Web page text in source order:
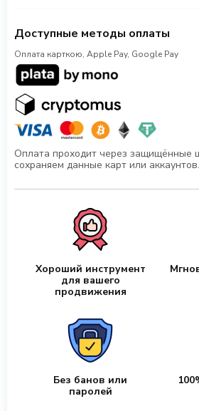
Доступные методы оплаты
Оплата карткою, Apple Pay, Google Pay
Оплата проходит через
сохраняем данные карт или аккаунтов.
Хороший инструмент
для вашего
продвижения
Без банов или
паролей